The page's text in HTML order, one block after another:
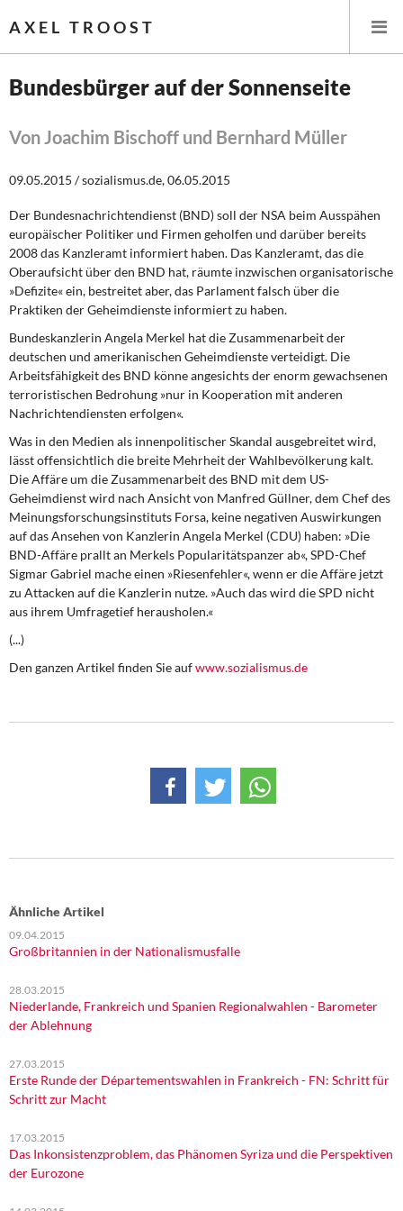
AXEL TROOST
Leitlinien linker Wirtschafts- und Finanzpolitik
Wirtschaftspolitik
Steuer- und Finanzpolitik
Öffentliche Infrastruktur und Daseinsvorsorge
Eurokrise und Griechenland
DIE LINKE
Weitere Themen
Memo-Gruppe
Institut Solidarische Moderne
Rosa-Luxemburg-Stiftung
Über mich
Kontakt
Bundesbürger auf der Sonnenseite
Von Joachim Bischoff und Bernhard Müller
09.05.2015 / sozialismus.de, 06.05.2015
Der Bundesnachrichtendienst (BND) soll der NSA beim Ausspähen
europäischer Politiker und Firmen geholfen und darüber bereits
2008 das Kanzleramt informiert haben. Das Kanzleramt, das die
Oberaufsicht über den BND hat, räumte inzwischen organisatorische
»Defizite« ein, bestreitet aber, das Parlament falsch über die
Praktiken der Geheimdienste informiert zu haben.
Bundeskanzlerin Angela Merkel hat die Zusammenarbeit der
deutschen und amerikanischen Geheimdienste verteidigt. Die
Arbeitsfähigkeit des BND könne angesichts der enorm gewachsenen
terroristischen Bedrohung »nur in Kooperation mit anderen
Nachrichtendiensten erfolgen«.
Was in den Medien als innenpolitischer Skandal ausgebreitet wird,
lässt offensichtlich die breite Mehrheit der Wahlbevölkerung kalt.
Die Affäre um die Zusammenarbeit des BND mit dem US-
Geheimdienst wird nach Ansicht von Manfred Güllner, dem Chef des
Meinungsforschungsinstituts Forsa, keine negativen Auswirkungen
auf das Ansehen von Kanzlerin Angela Merkel (CDU) haben: »Die
BND-Affäre prallt an Merkels Popularitätspanzer ab«, SPD-Chef
Sigmar Gabriel mache einen »Riesenfehler«, wenn er die Affäre jetzt
zu Attacken auf die Kanzlerin nutze. »Auch das wird die SPD nicht
aus ihrem Umfragetief herausholen.«
(...)
Den ganzen Artikel finden Sie aufwww.sozialismus.de
Ähnliche Artikel
09.04.2015
Großbritannien in der Nationalismusfalle
28.03.2015
Niederlande, Frankreich und Spanien Regionalwahlen - Barometer
der Ablehnung
27.03.2015
Erste Runde der Départementswahlen in Frankreich - FN: Schritt für
Schritt zur Macht
17.03.2015
Das Inkonsistenzproblem, das Phänomen Syriza und die Perspektiven
der Eurozone